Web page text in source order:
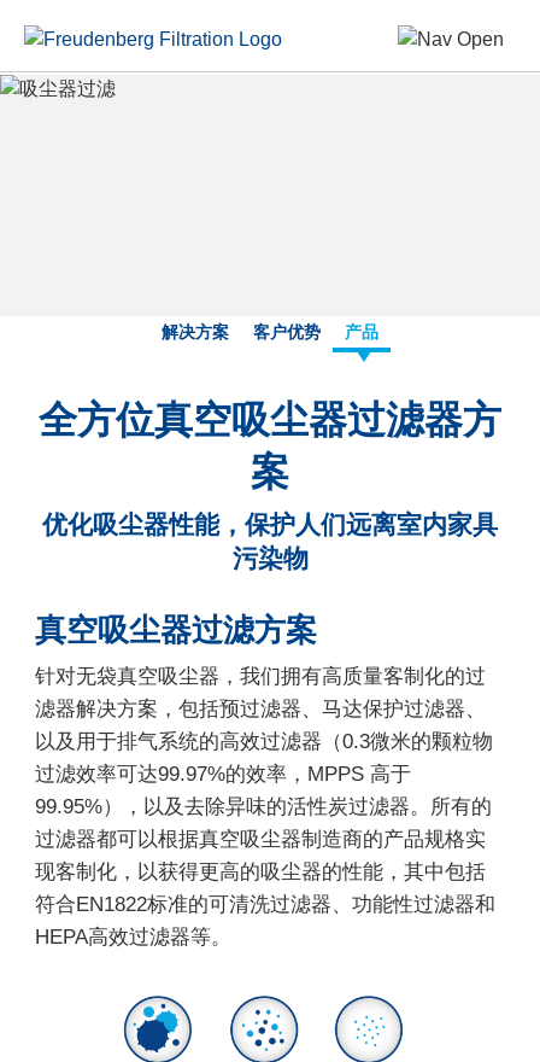
解决方案 客户优势 产品
全方位真空吸尘器过滤器方
案
优化吸尘器性能，保护人们远离室内家具
污染物
真空吸尘器过滤方案
针对无袋真空吸尘器，我们拥有高质量客制化的过
滤器解决方案，包括预过滤器、马达保护过滤器、
以及用于排气系统的高效过滤器（0.3微米的颗粒物
过滤效率可达99.97%的效率，MPPS 高于
99.95%），以及去除异味的活性炭过滤器。所有的
过滤器都可以根据真空吸尘器制造商的产品规格实
现客制化，以获得更高的吸尘器的性能，其中包括
符合EN1822标准的可清洗过滤器、功能性过滤器和
HEPA高效过滤器等。